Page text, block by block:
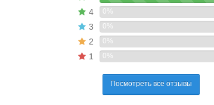
4 0%
3 0%
2 0%
1 0%
Посмотреть все отзывы